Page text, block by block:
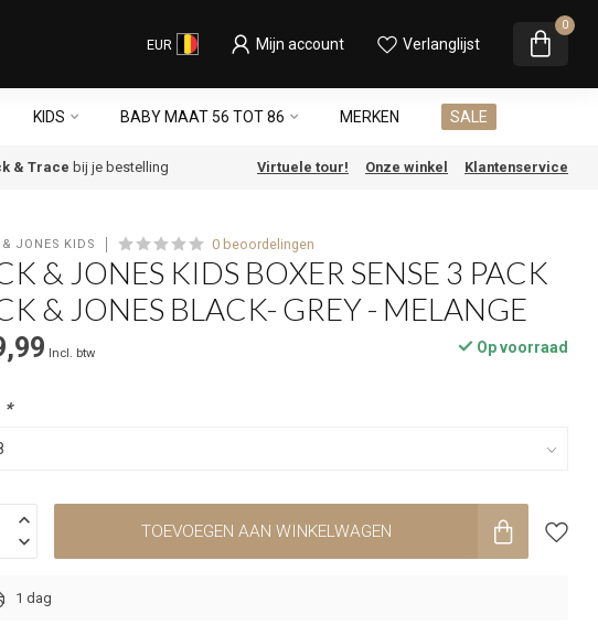
EUR Mijn account Verlanglijst
0
KIDS BABY MAAT 56 TOT 86 MERKEN SALE
& Trace bij je bestelling Virtuele tour! Onze winkel Klantenservice
JONES KIDS 0 beoordelingen
& JONES KIDS BOXER SENSE 3 PACK
& JONES BLACK- GREY - MELANGE
Incl. btw Op voorraad
*
TOEVOEGEN AAN WINKELWAGEN
1 dag